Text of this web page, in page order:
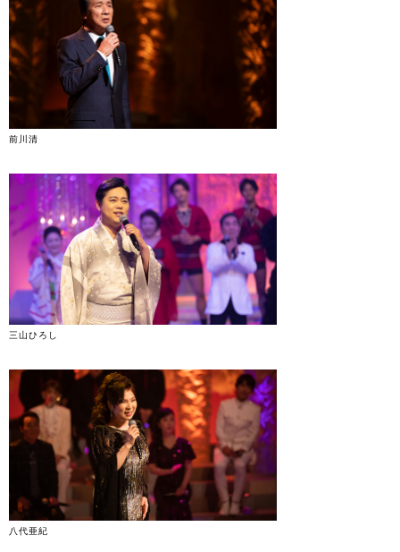
前川清
三山ひろし
八代亜紀